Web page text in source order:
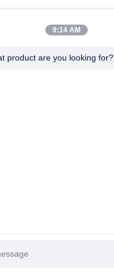
9:14 AM
product are you looking for?